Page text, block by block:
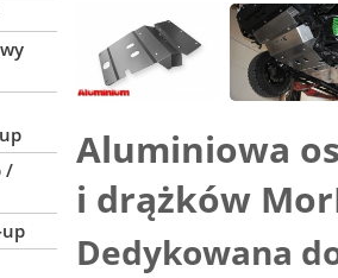
/
Aluminiowa
i drążków
Dedykowana